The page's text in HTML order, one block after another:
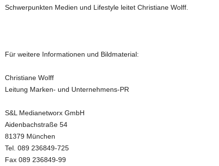
Schwerpunkten Medien und Lifestyle leitet Christiane Wolff.
Für weitere Informationen und Bildmaterial:
Christiane Wolff
Leitung Marken- und Unternehmens-PR
S&L Medianetworx GmbH
Aidenbachstraße 54
81379 München
Tel. 089 236849-725
Fax 089 236849-99